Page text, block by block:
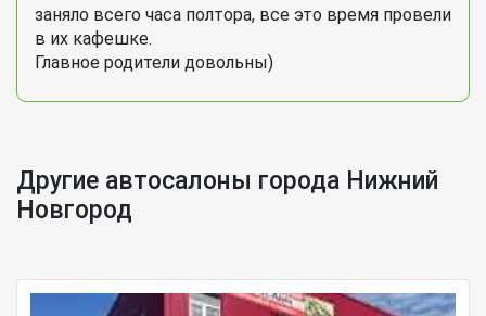
заняло всего часа полтора, все это время провели
в их кафешке.
Главное родители довольны)
Другие автосалоны города Нижний
Новгород